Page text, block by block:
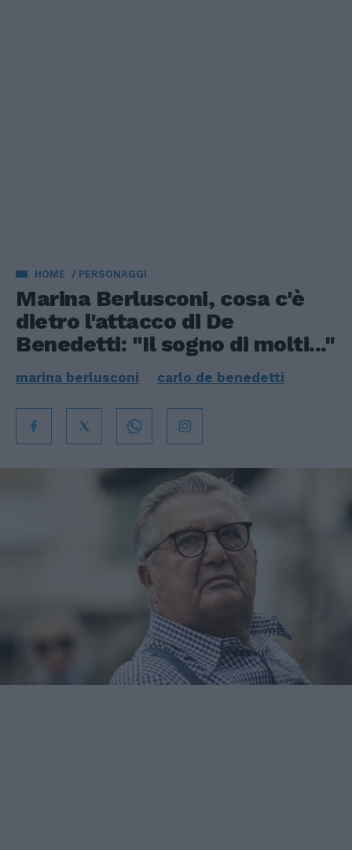
HOME PERSONAGGI
Marina Berlusconi, cosa c'è
dietro l'attacco di De
Benedetti: "Il sogno di molti..."
marina berlusconi carlo de benedetti